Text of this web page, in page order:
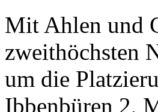
Mit Ahlen und
zweithöchsten
um die
Ibbenbüren 2,